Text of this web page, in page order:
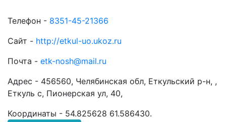
Телефон - 8351-45-21366
Сайт - http://etkul-uo.ukoz.ru
Почта - etk-nosh@mail.ru
Адрес - 456560, Челябинская обл, Еткульский р-н, ,
Еткуль с, Пионерская ул, 40,
Координаты - 54.825628 61.586430.